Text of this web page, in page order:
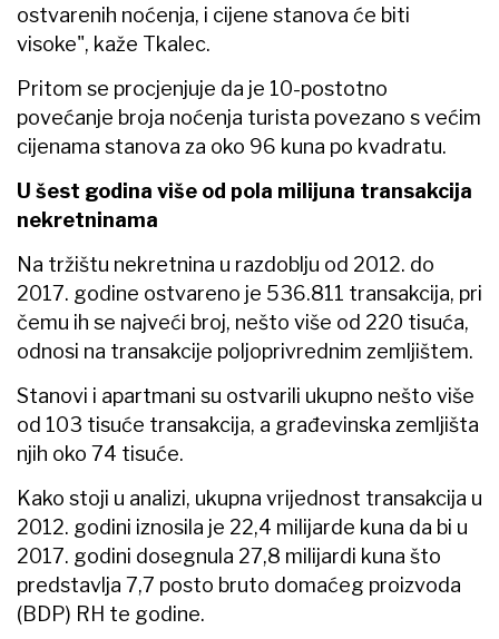
ostvarenih noćenja, i cijene stanova će biti
visoke", kaže Tkalec.
Pritom se procjenjuje da je 10-postotno
povećanje broja noćenja turista povezano s većim
cijenama stanova za oko 96 kuna po kvadratu.
U šest godina više od pola milijuna transakcija
nekretninama
Na tržištu nekretnina u razdoblju od 2012. do
2017. godine ostvareno je 536.811 transakcija, pri
čemu ih se najveći broj, nešto više od 220 tisuća,
odnosi na transakcije poljoprivrednim zemljištem.
Stanovi i apartmani su ostvarili ukupno nešto više
od 103 tisuće transakcija, a građevinska zemljišta
njih oko 74 tisuće.
Kako stoji u analizi, ukupna vrijednost transakcija u
2012. godini iznosila je 22,4 milijarde kuna da bi u
2017. godini dosegnula 27,8 milijardi kuna što
predstavlja 7,7 posto bruto domaćeg proizvoda
(BDP) RH te godine.